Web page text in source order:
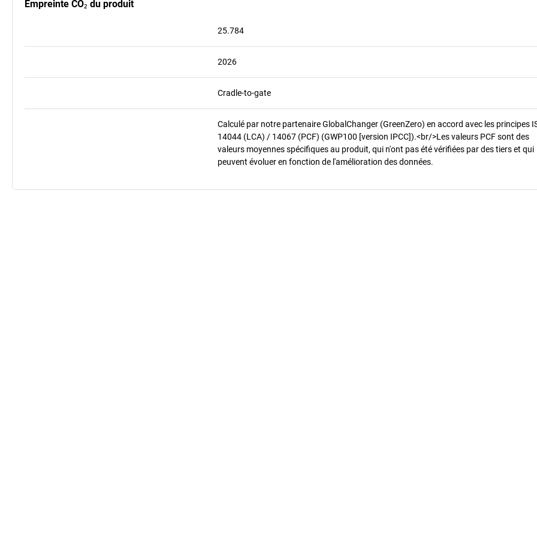
Empreinte CO₂ du produit
25.784
2026
Cradle-to-gate
Calculé par notre partenaire GlobalChanger (GreenZero) en accord avec les principes
14044 (LCA) / 14067 (PCF) (GWP100 [version IPCC]).<br/>Les valeurs PCF sont des
valeurs moyennes spécifiques au produit, qui n'ont pas été vérifiées par des tiers et qui
peuvent évoluer en fonction de l'amélioration des données.